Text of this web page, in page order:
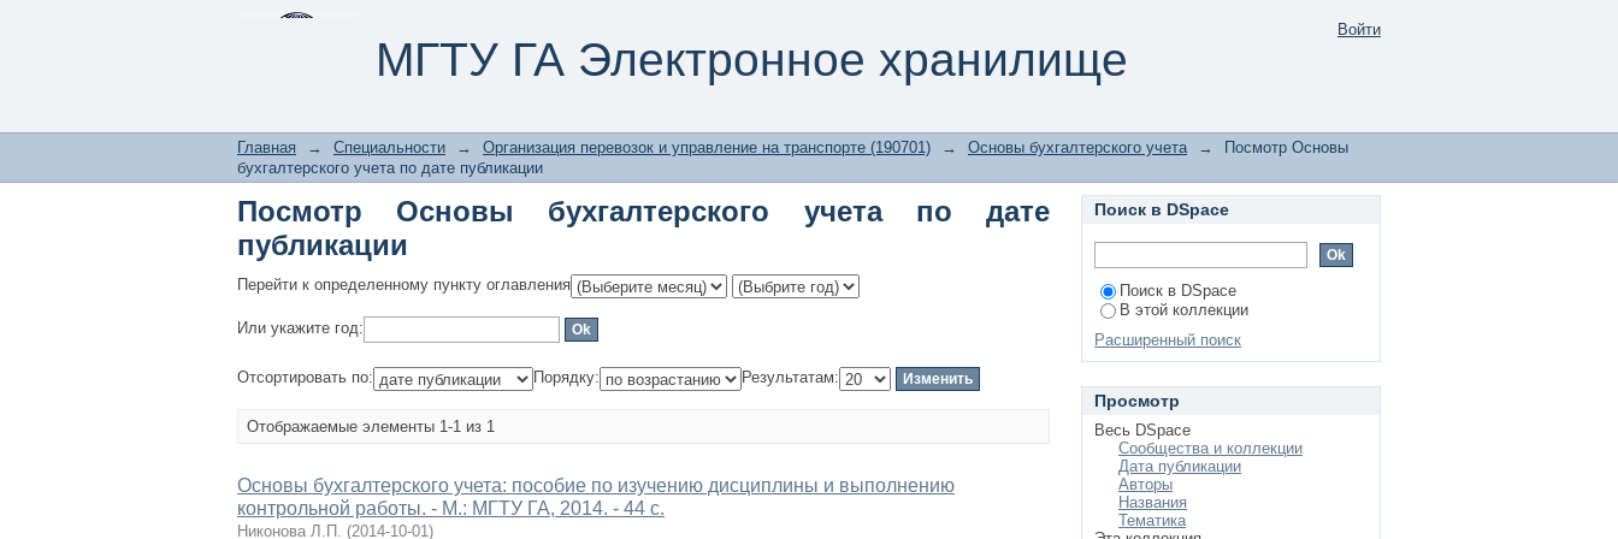
МГТУ ГА Электронное хранилище
Посмотр Основы бухгалтерского учета по дате публикации Войти
Главная → Специальности → Организация перевозок и управление на транспорте (190701) → Основы бухгалтерского учета →
Посмотр Основы
бухгалтерского учета по дате публикации
Посмотр Основы бухгалтерского учета по дате
публикации
Перейти к определенному пункту оглавления
Или укажите год:
Отсортировать по: Порядку: Результатам:
Отображаемые элементы 1-1 из 1
Основы бухгалтерского учета: пособие по изучению дисциплины и выполнению
контрольной работы. - М.: МГТУ ГА, 2014. - 44 с.
Никонова Л.П. (2014-10-01)
Поиск в DSpace
Поиск в DSpace
В этой коллекции
Расширенный поиск
Просмотр
Весь DSpace
Сообщества и коллекции
Дата публикации
Авторы
Названия
Тематика